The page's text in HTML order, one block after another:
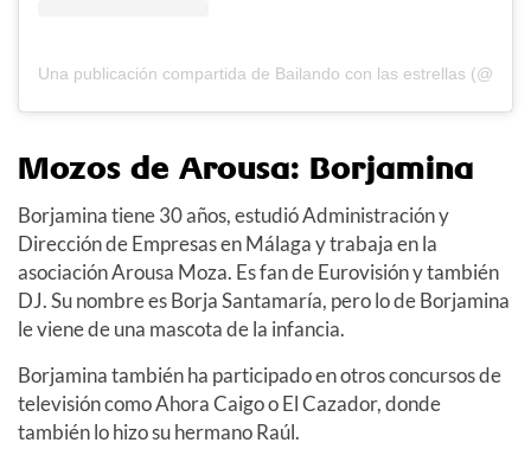
Una publicación compartida de Bailando con las estrellas
Mozos de Arousa: Borjamina
Borjamina tiene 30 años, estudió Administración y
Dirección de Empresas en Málaga y trabaja en la
asociación Arousa Moza. Es fan de Eurovisión y también
DJ. Su nombre es Borja Santamaría, pero lo de Borjamina
le viene de una mascota de la infancia.
Borjamina también ha participado en otros concursos de
televisión como Ahora Caigo o El Cazador, donde
también lo hizo su hermano Raúl.